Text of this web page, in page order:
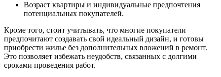
Возраст квартиры и индивидуальные предпочтения
потенциальных покупателей.
Кроме того, стоит учитывать, что многие покупатели
предпочитают создавать свой идеальный дизайн, и готовы
приобрести жилье без дополнительных вложений в ремонт.
Это позволяет избежать неудобств, связанных с долгими
сроками проведения работ.